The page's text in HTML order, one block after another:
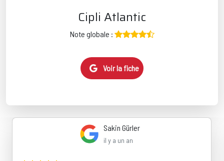
Cipli Atlantic
Note globale :
Voir la fiche
Sakin Gürler
il y a un an